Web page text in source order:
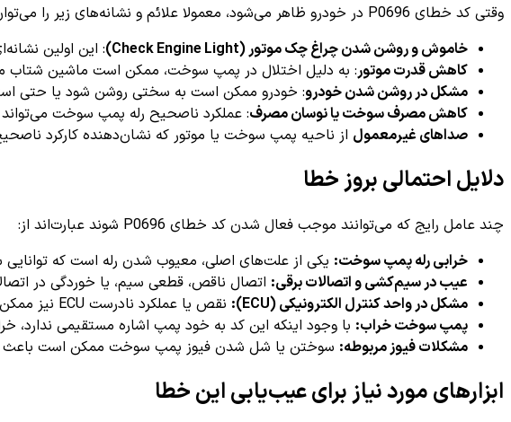
وقتی کد خطای P0696 در خودرو ظاهر می‌شود، معمولا علائم و نشانه‌های زیر را می‌توان مشاهده کرد:
خاموش و روشن شدن چراغ چک موتور (Check Engine Light)
: این اولین
کاهش قدرت موتور: به دلیل اختلال در پمپ سوخت، ممکن است ماشین شتاب
مشکل در روشن شدن خودرو: خودرو ممکن است به سختی روشن شود یا حتی
کاهش مصرف سوخت یا نوسان مصرف: عملکرد ناصحیح رله پمپ سوخت
صداهای غیرمعمول از ناحیه پمپ سوخت یا موتور که نشان‌دهنده کارکرد
دلایل احتمالی بروز خطا
چند عامل رایج که می‌توانند موجب فعال شدن کد خطای P0696 شوند عبارت‌اند از:
خرابی رله پمپ سوخت: یکی از علت‌های اصلی، معیوب شدن رله است که
عیب در سیم‌کشی و اتصالات برقی: اتصال ناقص، قطعی سیم، یا خوردگی در
مشکل در واحد کنترل الکترونیکی (ECU):
نقص یا عملکرد نادرست ECU نیز ممکن است باعث تشخیص اشتباه مدار کنترل رله شود.
پمپ سوخت خراب: با وجود اینکه این کد به خود پمپ اشاره مستقیمی ندارد،
مشکلات فیوز مربوطه: سوختن یا شل شدن فیوز پمپ سوخت ممکن است باعث
ابزارهای مورد نیاز برای عیب‌یابی این خطا